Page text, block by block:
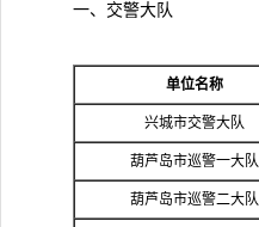
一、交警大队
单位名称
兴城市交警大队
葫芦岛市巡警一大队
葫芦岛市巡警二大队